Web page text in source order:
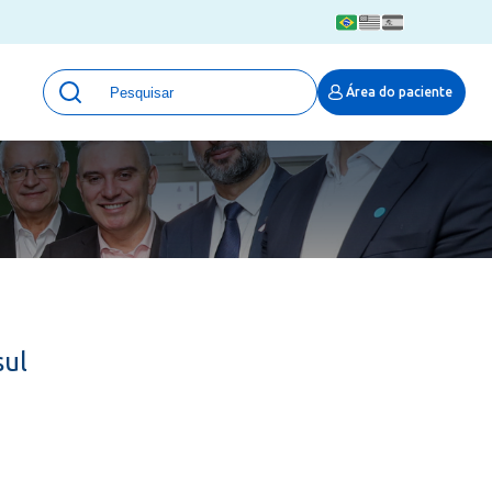
Área do paciente
Unidades
Qualidade e Segurança em saúde
Eventos
Portal Pesquisa
Programa de Qualidade em Pesquisa
(ProQuali)